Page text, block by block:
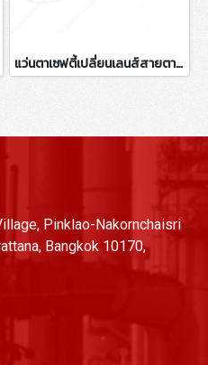
แว่นตาเซฟตี้เปลี่ยนเลนส์สายตา กรอบสีเทา P15011
Pinklao-Nakornchaisri
Bangkok 10170,